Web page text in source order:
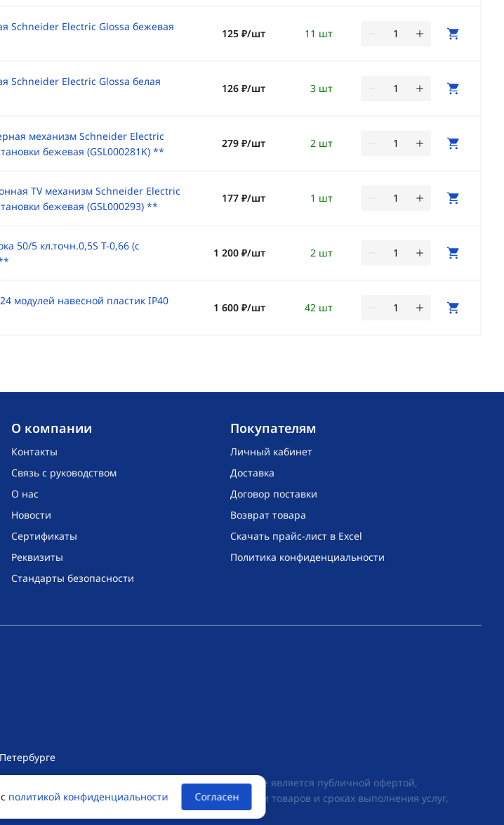
Schneider Electric Glossa бежевая
11 шт
125 ₽/шт
Schneider Electric Glossa белая
3 шт
126 ₽/шт
механизм Schneider Electric
бежевая (GSL000281K) **
2 шт
279 ₽/шт
TV механизм Schneider Electric
бежевая (GSL000293) **
1 шт
177 ₽/шт
50/5 кл.точн.0,5S Т-0,66 (с
2 шт
1 200 ₽/шт
модулей навесной пластик IP40
42 шт
1 600 ₽/шт
O компании
Контакты
Связь с руководством
О нас
Новости
Сертификаты
Реквизиты
Стандарты безопасности
Покупателям
Личный кабинет
Доставка
Договор поставки
Возврат товара
Скачать прайс-лист в Excel
Политика конфиденциальности
характер и ни при каких условиях не является публичной офертой,
Для получения подробной информации о стоимости товаров и сроках выполнения услуг,
политикой конфиденциальности Согласен